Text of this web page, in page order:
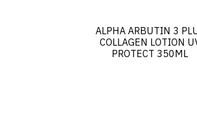
ALPHA ARBUTIN 3
COLLAGEN LOTION
PROTECT 350ML